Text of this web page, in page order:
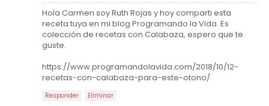
Hola Carmen soy Ruth Rojas y hoy comparti esta
receta tuya en mi blog Programando la Vida. Es
colección de recetas con Calabaza, espero que te
guste.
https://www.programandolavida.com/2018/10/12-
recetas-con-calabaza-para-este-otono/
Responder Eliminar